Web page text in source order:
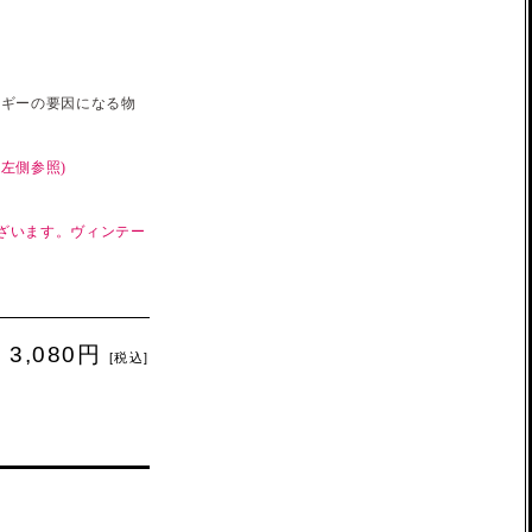
ーの要因になる物
側参照)
います。ヴィンテー
3,080円 [税込]